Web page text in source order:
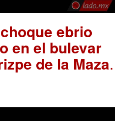
ebrio
en el bulevar
de la Maza.